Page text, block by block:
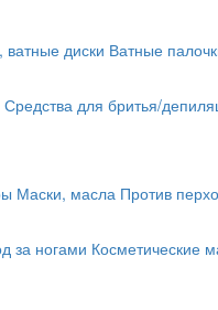
ватные диски Ватные
Средства для бритья/
Маски, масла Против
за ногами Косметические